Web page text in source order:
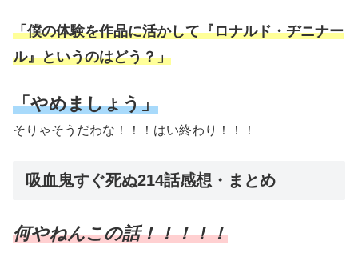
「僕の体験を作品に活かして『ロナルド・ヂニナー
ル』というのはどう？」
「やめましょう」
そりゃそうだわな！！！はい終わり！！！
吸血鬼すぐ死ぬ214話感想・まとめ
何やねんこの話！！！！！